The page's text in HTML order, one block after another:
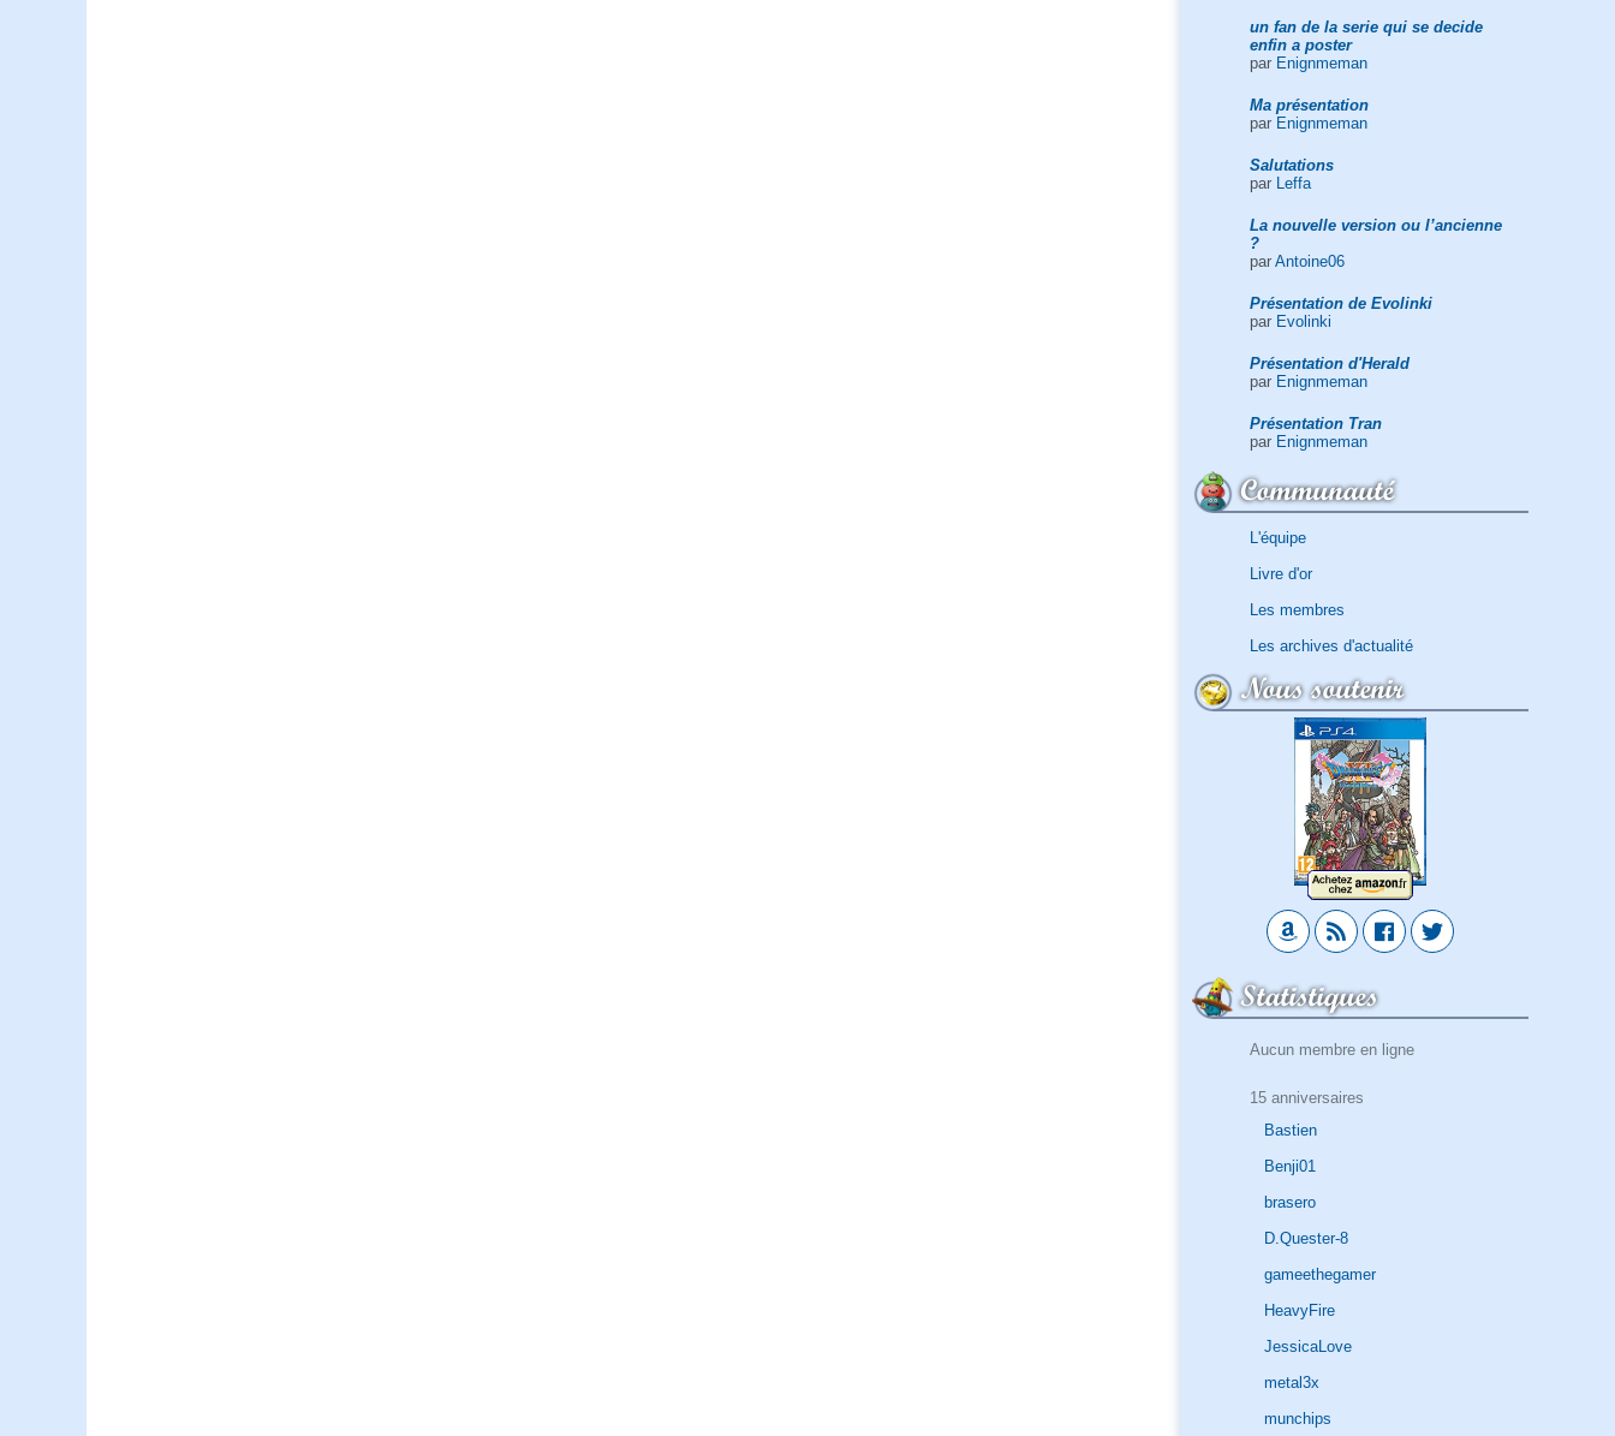
un fan de la serie qui se decide
enfin a poster
par Enignmeman
Ma présentation
par Enignmeman
Salutations
par
Leffa
La nouvelle version ou l’ancienne
?
par Antoine06
Présentation de Evolinki
par Evolinki
Présentation d'Herald
par Enignmeman
Présentation Tran
par Enignmeman
Communauté
L'équipe
Livre d'or
Les membres
Les archives d'actualité
Nous soutenir
Statistiques
Aucun membre en ligne
15 anniversaires
Bastien
Benji01
brasero
D.Quester-8
gameethegamer
HeavyFire
JessicaLove
metal3x
munchips